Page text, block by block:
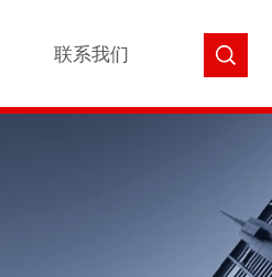
联系我们